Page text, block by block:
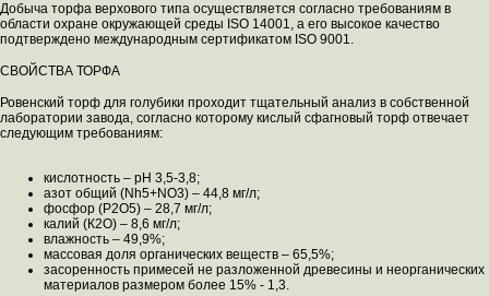
Добыча торфа верхового типа осуществляется согласно требованиям в
области охране окружающей среды ISO 14001, а его высокое качество
подтверждено международным сертификатом ISO 9001.
СВОЙСТВА ТОРФА
Ровенский торф для голубики проходит тщательный анализ в собственной
лаборатории завода, согласно которому кислый сфагновый торф отвечает
следующим требованиям:
кислотность – pH 3,5-3,8;
азот общий (Nh5+NO3) – 44,8 мг/л;
фосфор (Р2О5) – 28,7 мг/л;
калий (К2О) – 8,6 мг/л;
влажность – 49,9%;
массовая доля органических веществ – 65,5%;
засоренность примесей не разложенной древесины и неорганических
материалов размером более 15% - 1,3.